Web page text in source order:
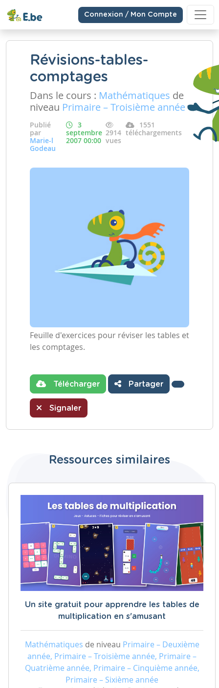
Connexion / Mon Compte
Révisions-tables-
comptages
Dans le cours : Mathématiques de
niveau Primaire – Troisième année
Publié
par
Marie-l
Godeau
3
septembre
2007 00:00
2914
vues
1551
téléchargements
Feuille d'exercices pour réviser les tables et
les comptages.
Télécharger Partager
Signaler
Ressources similaires
Un site gratuit pour apprendre les tables de
multiplication en s'amusant
Mathématiques de niveau Primaire – Deuxième
année, Primaire – Troisième année, Primaire –
Quatrième année, Primaire – Cinquième année,
Primaire – Sixième année